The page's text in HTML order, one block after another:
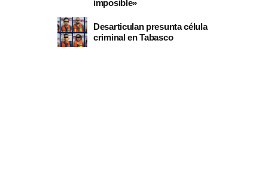
imposible»
Desarticulan presunta célula
criminal en Tabasco